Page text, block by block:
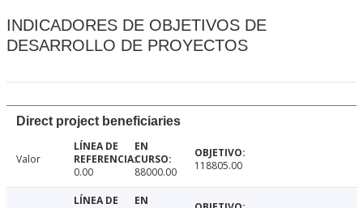
INDICADORES DE OBJETIVOS DE
DESARROLLO DE PROYECTOS
Direct project beneficiaries
Valor
0.00
88000.00 118805.00